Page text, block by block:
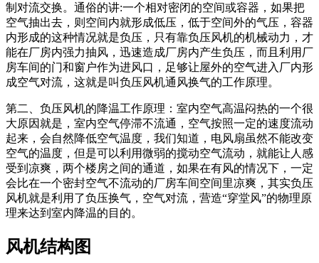
制对流交换。通俗的讲:一个相对密闭的空间或容器，如果把
空气抽出去，则空间内就形成低压，低于空间外的气压，容器
内形成的这种情况就是负压，只有靠负压风机的机械动力，才
能在厂房内强力抽风，迅速造成厂房内产生负压，而且利用厂
房车间的门和窗户作为进风口，足够让屋外的空气进入厂内形
成空气对流，这就是叫负压风机通风换气的工作原理。
第二、负压风机的降温工作原理：室内空气高温闷热的一个很
大原因就是，室内空气停滞不流通，空气按照一定的速度流动
起来，会自然降低空气温度，我们知道，电风扇虽然不能改变
空气的温度，但是可以利用微弱的搅动空气流动，就能让人感
受到凉爽，两个楼房之间的通道，如果在有风的情况下，一定
会比在一个密封空气不流动的厂房车间空间里凉爽，其实负压
风机就是利用了负压换气，空气对流，营造“穿堂风”的物理原
理来达到室内降温的目的。
风机结构图